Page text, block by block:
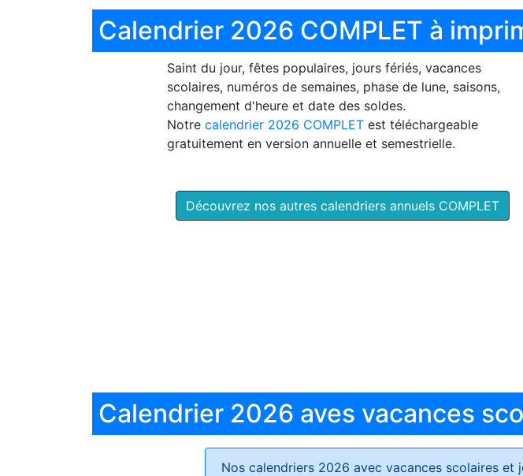
Calendrier 2026 COMPLET à
Saint du jour, fêtes populaires, jours fériés, vacances
scolaires, numéros de semaines, phase de lune, saisons,
changement d'heure et date des soldes.
Notre calendrier 2026 COMPLET est téléchargeable
gratuitement en version annuelle et semestrielle.
Découvrez nos autres calendriers annuels COMPLET
Calendrier 2026 aves vacances
Nos calendriers 2026 avec vacances scolaires et